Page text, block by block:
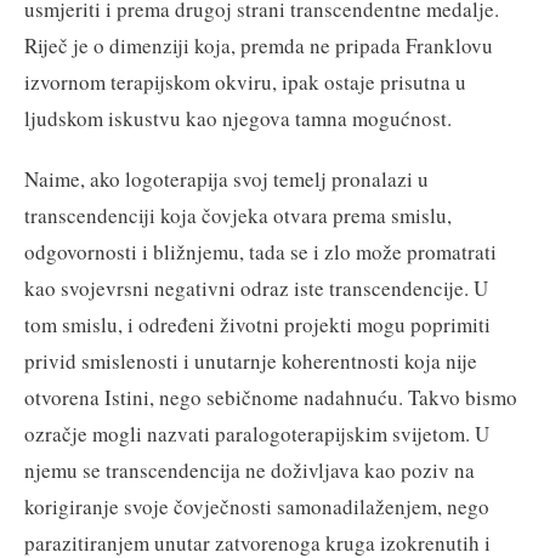
usmjeriti i prema drugoj strani transcendentne medalje.
Riječ je o dimenziji koja, premda ne pripada Franklovu
izvornom terapijskom okviru, ipak ostaje prisutna u
ljudskom iskustvu kao njegova tamna mogućnost.
Naime, ako logoterapija svoj temelj pronalazi u
transcendenciji koja čovjeka otvara prema smislu,
odgovornosti i bližnjemu, tada se i zlo može promatrati
kao svojevrsni negativni odraz iste transcendencije. U
tom smislu, i određeni životni projekti mogu poprimiti
privid smislenosti i unutarnje koherentnosti koja nije
otvorena Istini, nego sebičnome nadahnuću. Takvo bismo
ozračje mogli nazvati paralogoterapijskim svijetom. U
njemu se transcendencija ne doživljava kao poziv na
korigiranje svoje čovječnosti samonadilaženjem, nego
parazitiranjem unutar zatvorenoga kruga izokrenutih i